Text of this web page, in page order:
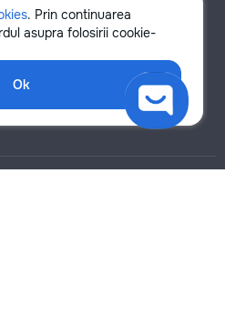
. Prin continuarea
asupra folosirii cookie-
Ok
Chișinău
Botanica